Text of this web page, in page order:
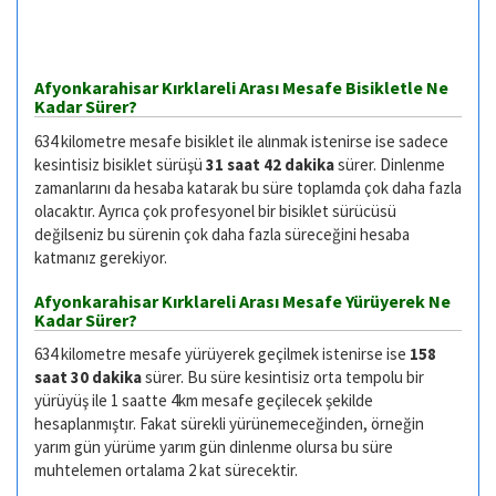
Afyonkarahisar Kırklareli Arası Mesafe Bisikletle Ne
Kadar Sürer?
634 kilometre mesafe bisiklet ile alınmak istenirse ise sadece
kesintisiz bisiklet sürüşü 31 saat 42 dakikasürer. Dinlenme
zamanlarını da hesaba katarak bu süre toplamda çok daha fazla
olacaktır. Ayrıca çok profesyonel bir bisiklet sürücüsü
değilseniz bu sürenin çok daha fazla süreceğini hesaba
katmanız gerekiyor.
Afyonkarahisar Kırklareli Arası Mesafe Yürüyerek Ne
Kadar Sürer?
634 kilometre mesafe yürüyerek geçilmek istenirse ise 158
saat 30 dakikasürer. Bu süre kesintisiz orta tempolu bir
yürüyüş ile 1 saatte 4km mesafe geçilecek şekilde
hesaplanmıştır. Fakat sürekli yürünemeceğinden, örneğin
yarım gün yürüme yarım gün dinlenme olursa bu süre
muhtelemen ortalama 2 kat sürecektir.